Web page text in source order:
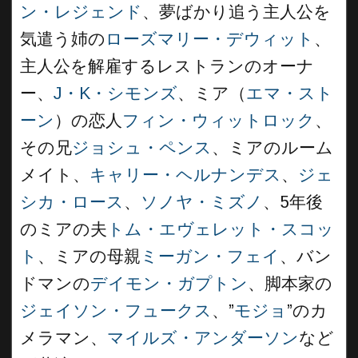
ン・レジェンド 、夢ばかり追う主人公を
気遣う姉の ローズマリー・デウィット 、
主人公を解雇するレストランのオーナ
ー、 J・K・シモンズ、ミア（エマ・スト
ーン ）の恋人 フィン・ウィットロック 、
その兄ジョシュ・ペンス 、ミアのルーム
メイト、 キャリー・ヘルナンデス 、 ジェ
シカ・ロース 、 ソノヤ・ミズノ 、5年後
のミアの夫 トム・エヴェレット・スコッ
ト 、ミアの母親 ミーガン・フェイ 、バン
ドマンのデイモン・ガプトン 、脚本家の
ジェイソン・フュークス 、”モジョ ”のカ
メラマン、 マイルズ・アンダーソンなど